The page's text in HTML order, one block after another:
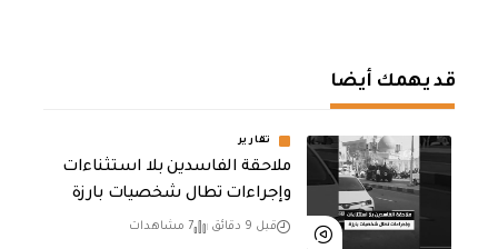
قد يهمك أيضا
تقارير
ملاحقة الفاسدين بلا استثناءات
وإجراءات تطال شخصيات بارزة
قبل 9 دقائق 7 مشاهدات